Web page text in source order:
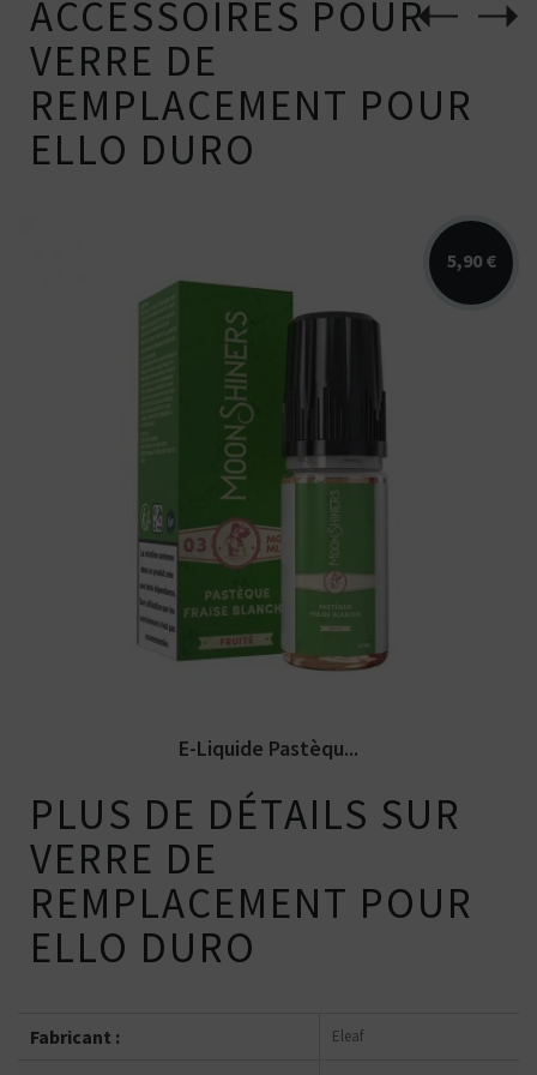
ACCESSOIRES POUR
VERRE DE
REMPLACEMENT POUR
ELLO DURO
5,90 €
Arômes : pastèque, fraise blanche. E-
liquide Moonshiners. Disponible en...
E-Liquide Pastèqu...
PLUS DE DÉTAILS SUR
VERRE DE
REMPLACEMENT POUR
ELLO DURO
Fabricant : Eleaf